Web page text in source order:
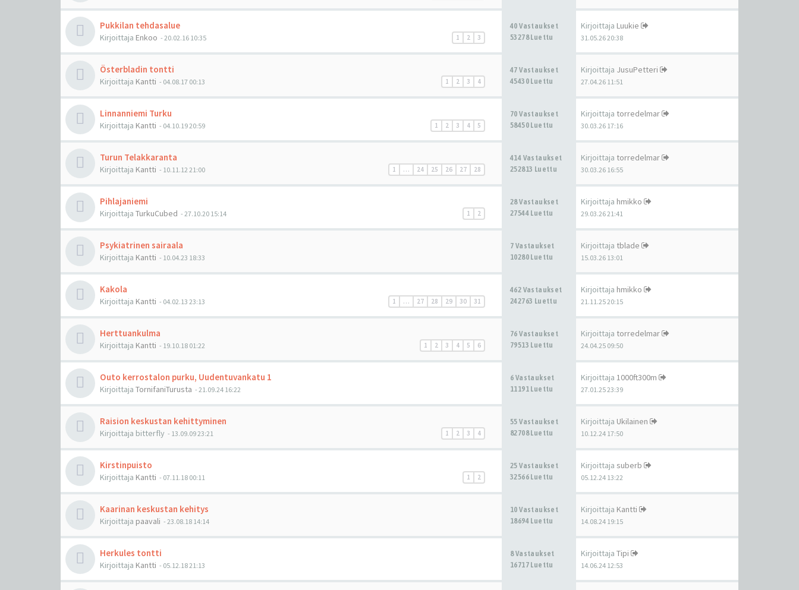
Pukkilan tehdasalue
1 2 3
Kirjoittaja Enkoo - 20.02.16 10:35
40 Vastaukset
53278 Luettu
Kirjoittaja Luukie
31.05.26 20:38
Österbladin tontti
1 2 3 4
Kirjoittaja Kantti - 04.08.17 00:13
47 Vastaukset
45430 Luettu
Kirjoittaja JusuPetteri
27.04.26 11:51
Linnanniemi Turku
1 2 3 4 5
Kirjoittaja Kantti - 04.10.19 20:59
70 Vastaukset
58450 Luettu
Kirjoittaja torredelmar
30.03.26 17:16
Turun Telakkaranta
1 … 24 25 26 27 28
Kirjoittaja Kantti - 10.11.12 21:00
414 Vastaukset
252813 Luettu
Kirjoittaja torredelmar
30.03.26 16:55
Pihlajaniemi
1 2
Kirjoittaja TurkuCubed - 27.10.20 15:14
28 Vastaukset
27544 Luettu
Kirjoittaja hmikko
29.03.26 21:41
Psykiatrinen sairaala
Kirjoittaja Kantti - 10.04.23 18:33
7 Vastaukset
10280 Luettu
Kirjoittaja tblade
15.03.26 13:01
Kakola
1 … 27 28 29 30 31
Kirjoittaja Kantti - 04.02.13 23:13
462 Vastaukset
242763 Luettu
Kirjoittaja hmikko
21.11.25 20:15
Herttuankulma
1 2 3 4 5 6
Kirjoittaja Kantti - 19.10.18 01:22
76 Vastaukset
79513 Luettu
Kirjoittaja torredelmar
24.04.25 09:50
Outo kerrostalon purku, Uudentuvankatu 1
Kirjoittaja TornifaniTurusta - 21.09.24 16:22
6 Vastaukset
11191 Luettu
Kirjoittaja 1000ft300m
27.01.25 23:39
Raision keskustan kehittyminen
1 2 3 4
Kirjoittaja bitterfly - 13.09.09 23:21
55 Vastaukset
82708 Luettu
Kirjoittaja Ukilainen
10.12.24 17:50
Kirstinpuisto
1 2
Kirjoittaja Kantti - 07.11.18 00:11
25 Vastaukset
32566 Luettu
Kirjoittaja suberb
05.12.24 13:22
Kaarinan keskustan kehitys
Kirjoittaja paavali - 23.08.18 14:14
10 Vastaukset
18694 Luettu
Kirjoittaja Kantti
14.08.24 19:15
Herkules tontti
Kirjoittaja Kantti - 05.12.18 21:13
8 Vastaukset
16717 Luettu
Kirjoittaja Tipi
14.06.24 12:53